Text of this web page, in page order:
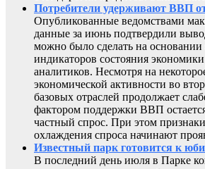
Потребители удерживают ВВП
Опубликованные ведомствами
данные за июнь подтвердили
можно было сделать на
индикаторов состояния
аналитиков. Несмотря на
экономической активности во
базовых отраслей продолжает
фактором поддержки ВВП
частный спрос. При этом
охлаждения спроса начинают
Известный парк готовится к
В последний день июля в Парке